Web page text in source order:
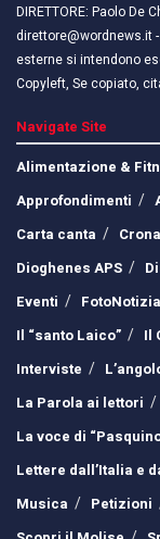
DIRETTORE: Paolo De
direttore@wordnews.it
esterne si intendono
Copyleft, Se copiato,
Navigate Site
Alimentazione &
Approfondimenti
Carta canta
Dioghenes APS
Eventi
FotoNotizia
Il “santo Laico”
Il
Interviste
La Parola ai lettori
La voce di
Lettere dall’Italia e
Musica
Petizioni